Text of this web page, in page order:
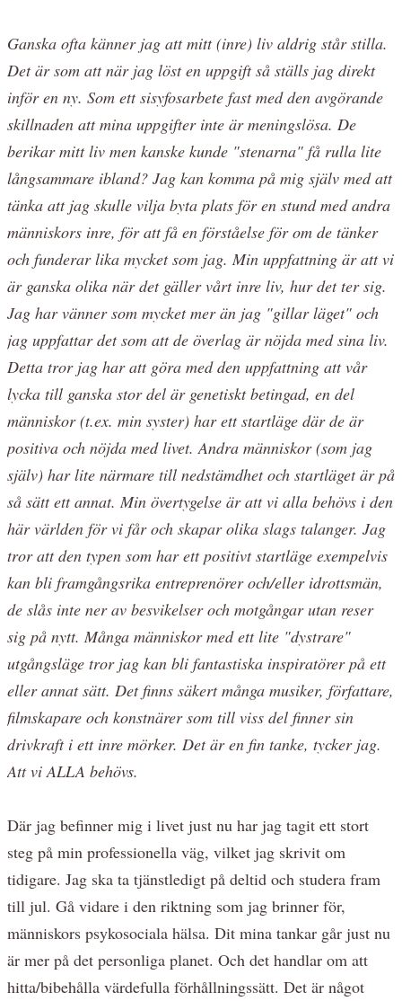
Ganska ofta känner jag att mitt (inre) liv aldrig står stilla.
Det är som att när jag löst en uppgift så ställs jag direkt
inför en ny. Som ett sisyfosarbete fast med den avgörande
skillnaden att mina uppgifter inte är meningslösa. De
berikar mitt liv men kanske kunde "stenarna" få rulla lite
långsammare ibland? Jag kan komma på mig själv med att
tänka att jag skulle vilja byta plats för en stund med andra
människors inre, för att få en förståelse för om de tänker
och funderar lika mycket som jag. Min uppfattning är att vi
är ganska olika när det gäller vårt inre liv, hur det ter sig.
Jag har vänner som mycket mer än jag "gillar läget" och
jag uppfattar det som att de överlag är nöjda med sina liv.
Detta tror jag har att göra med den uppfattning att vår
lycka till ganska stor del är genetiskt betingad, en del
människor (t.ex. min syster) har ett startläge där de är
positiva och nöjda med livet. Andra människor (som jag
själv) har lite närmare till nedstämdhet och startläget är på
så sätt ett annat. Min övertygelse är att vi alla behövs i den
här världen för vi får och skapar olika slags talanger. Jag
tror att den typen som har ett positivt startläge exempelvis
kan bli framgångsrika entreprenörer och/eller idrottsmän,
de slås inte ner av besvikelser och motgångar utan reser
sig på nytt. Många människor med ett lite "dystrare"
utgångsläge tror jag kan bli fantastiska inspiratörer på ett
eller annat sätt. Det finns säkert många musiker, författare,
filmskapare och konstnärer som till viss del finner sin
drivkraft i ett inre mörker. Det är en fin tanke, tycker jag.
Att vi ALLA behövs.
Där jag befinner mig i livet just nu har jag tagit ett stort
steg på min professionella väg, vilket jag skrivit om
tidigare. Jag ska ta tjänstledigt på deltid och studera fram
till jul. Gå vidare i den riktning som jag brinner för,
människors psykosociala hälsa. Dit mina tankar går just nu
är mer på det personliga planet. Och det handlar om att
hitta/bibehålla värdefulla förhållningssätt. Det är något